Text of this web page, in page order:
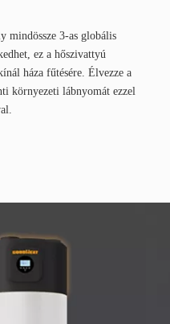
mindössze 3-as globális
ez a hőszivattyú
háza fűtésére. Élvezze a
környezeti lábnyomát ezzel